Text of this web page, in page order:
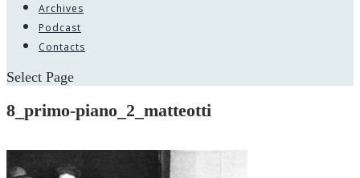
Archives
Podcast
Contacts
Select Page
8_primo-piano_2_matteotti